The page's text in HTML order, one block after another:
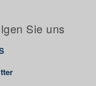
Sie uns